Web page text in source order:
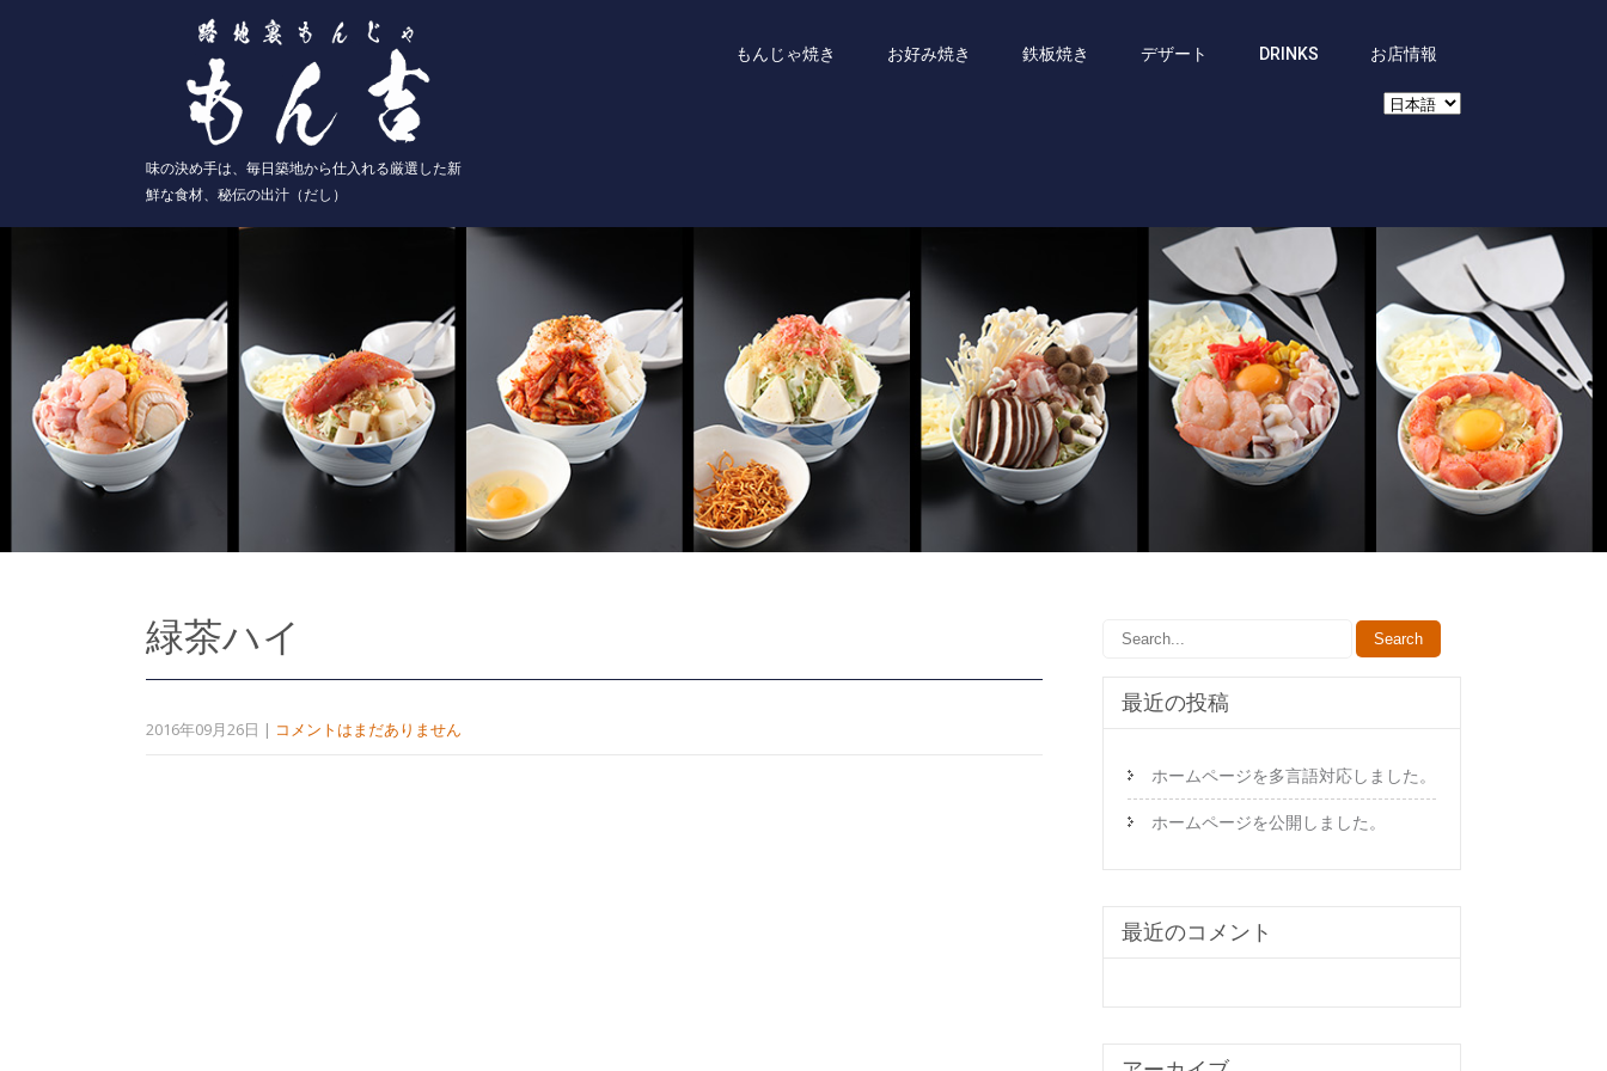
味の決め手は、毎日築地から仕入れる厳選した新
鮮な食材、秘伝の出汁（だし）
もんじゃ焼き お好み焼き 鉄板焼き デザート DRINKS お店情報
緑茶ハイ
2016年09月26日 | コメントはまだありません
最近の投稿
ホームページを多言語対応しました。
ホームページを公開しました。
最近のコメント